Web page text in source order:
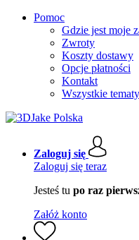
Pomoc
Gdzie jest moje
Zwroty
Koszty dostawy
Opcje płatności
Kontakt
Wszystkie
Zaloguj się
Zaloguj się teraz
Jesteś tu po raz
Załóż konto